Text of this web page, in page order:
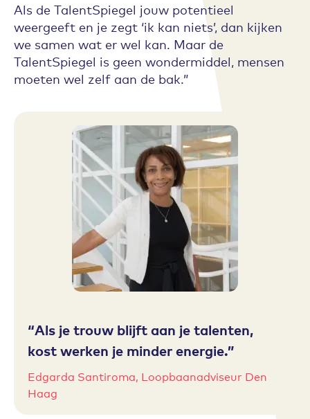
Als de TalentSpiegel jouw potentieel
weergeeft en je zegt ‘ik kan niets’, dan kijken
we samen wat er wel kan. Maar de
TalentSpiegel is geen wondermiddel, mensen
moeten wel zelf aan de bak.”
Als je trouw blijft aan je talenten,
kost werken je minder energie.
Edgarda Santiroma, Loopbaanadviseur Den
Haag